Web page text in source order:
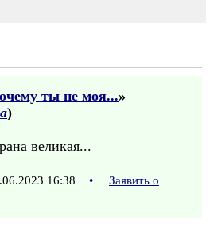
ты не моя...»
)
великая...
16:38 •
Заявить о